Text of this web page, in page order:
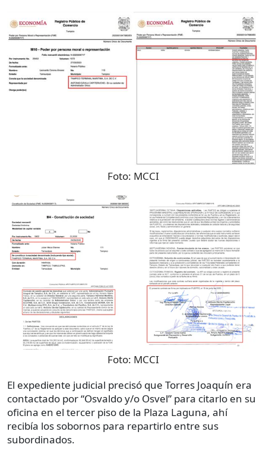
Foto: MCCI
Foto: MCCI
El expediente judicial precisó que Torres Joaquín era
contactado por “Osvaldo y/o Osvel” para citarlo en su
oficina en el tercer piso de la Plaza Laguna, ahí
recibía los sobornos para repartirlo entre sus
subordinados.